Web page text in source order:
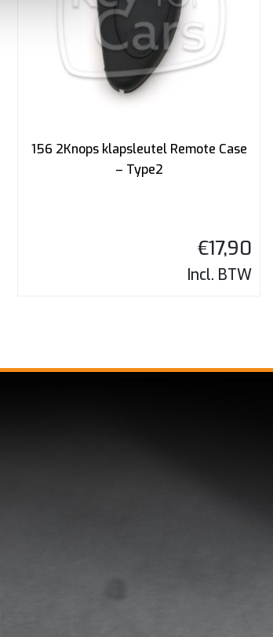
156 2Knops klapsleutel Remote Case
– Type2
€17,90
Incl. BTW